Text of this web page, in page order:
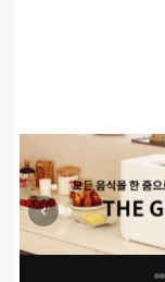
매일 새로운 특가